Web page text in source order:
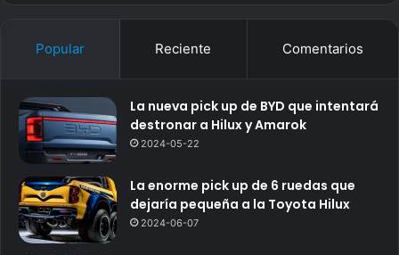
Popular Reciente Comentarios
La nueva pick up de BYD que intentará
destronar a Hilux y Amarok
2024-05-22
La enorme pick up de 6 ruedas que
dejaría pequeña a la Toyota Hilux
2024-06-07